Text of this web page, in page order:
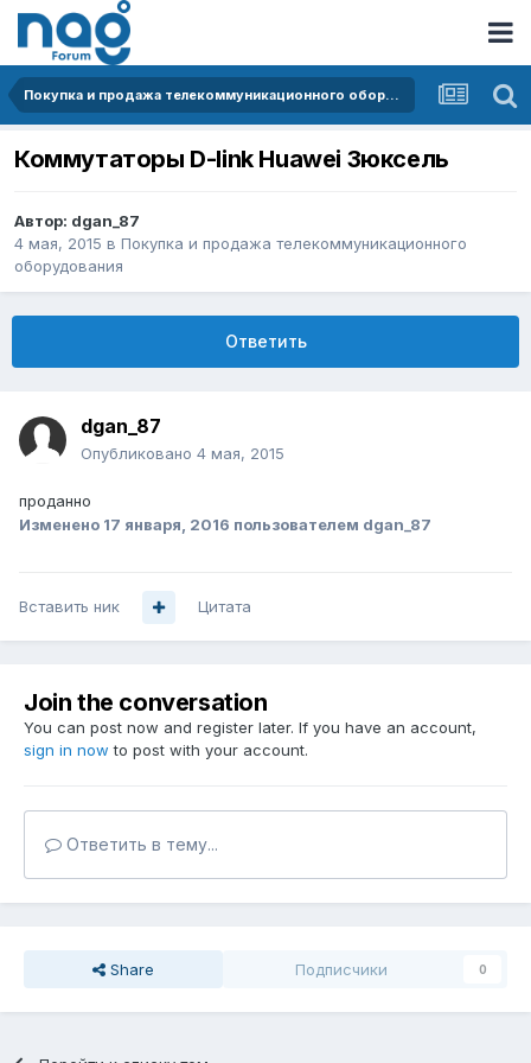
Покупка и продажа телекоммуникационного оборудования
Коммутаторы D-link Huawei Зюксель
Автор: dgan_87
4 мая, 2015 в Покупка и продажа телекоммуникационного
оборудования
Ответить
dgan_87
Опубликовано 4 мая, 2015
проданно
Изменено 17 января, 2016 пользователем dgan_87
Вставить ник Цитата
Join the conversation
You can post now and register later. If you have an account,
sign in now to post with your account.
Ответить в тему...
Share Подписчики 0